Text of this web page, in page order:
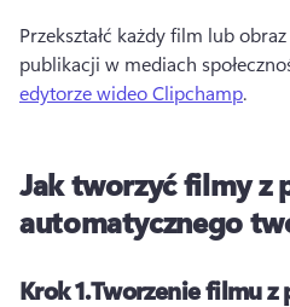
Przekształć każdy film lub
publikacji w mediach
edytorze wideo Clipchamp.
Jak tworzyć filmy z
automatycznego
Krok 1.Tworzenie filmu z